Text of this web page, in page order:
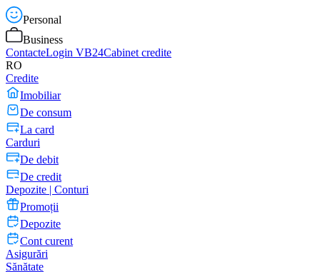
Personal
Business
ContacteLogin VB24Cabinet credite
RO
Credite
Imobiliar
De consum
La card
Carduri
De debit
De credit
Depozite | Conturi
Promoții
Depozite
Cont curent
Asigurări
Sănătate